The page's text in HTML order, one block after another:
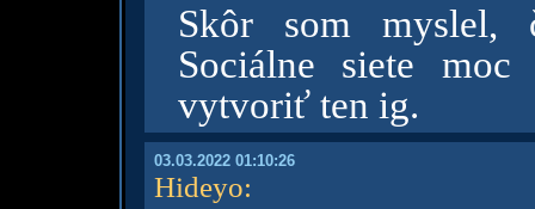
Skôr som myslel,
Sociálne siete
vytvoriť ten ig.
03.03.2022 01:10:26
Hideyo: